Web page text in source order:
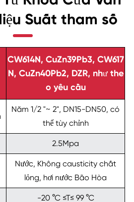
Suất tham số
CW614N, CuZn39Pb3, CW617
N, CuZn40Pb2, DZR, như the
o yêu cầu
Năm 1/2 "~ 2", DN15-DN50, có
thể tùy chỉnh
2.5Mpa
Nước, Không causticity chất
lỏng, hơi nước Bão Hòa
-20 °C ≤T≤ 99 °C